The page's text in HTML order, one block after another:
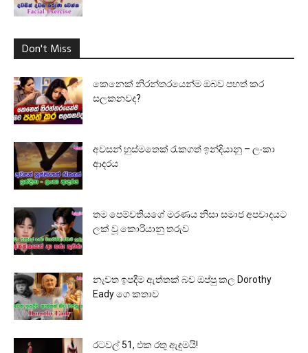
Don't Miss
කෙනෙක් නිරන්තරයෙන්ම ඔබව පහත් කර
සලකනවද?
අවසන් හුස්මතෙක් රැකගත් ඉන්දියානු – ලංකා
ආදරය
තම පෙම්වතියගේ මරණය නිසා සමාජ අපවාදයට
ලක් වූ කොරියානු තරුව
නැවත ඉපදීම ඇත්තක් බව ඔප්පු කල Dorothy
Eady ගෙ කතාව
රටවල් 51, එක රතු ඇඳුමයි!